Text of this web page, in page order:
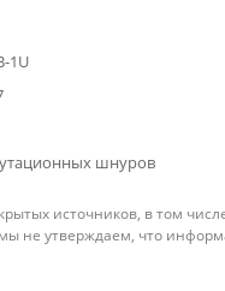
1U
шнуров
источников, в том
не утверждаем, что